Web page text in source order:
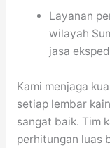
Layanan
wilayah
jasa
Kami menjaga
setiap lembar
sangat baik. Tim
perhitungan luas